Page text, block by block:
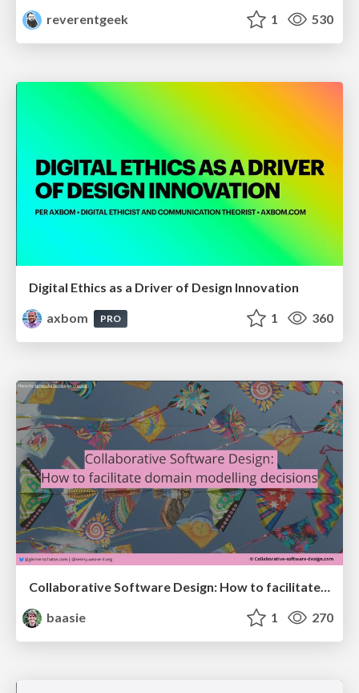
reverentgeek
1 530
Digital Ethics as a Driver of Design Innovation
axbom
PRO 1 360
baasie
1 270